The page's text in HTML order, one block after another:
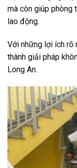
mà còn giúp phòng
lao động.
Với những lợi ích rõ
thành giải pháp
Long An.